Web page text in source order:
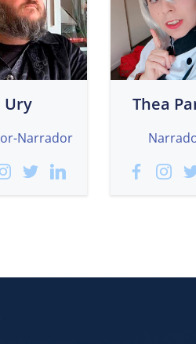
Ury
Narrador
Thea